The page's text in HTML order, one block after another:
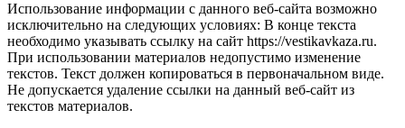
Использование информации с данного веб-сайта возможно
исключительно на следующих условиях: В конце текста
необходимо указывать ссылку на сайт https://vestikavkaza.ru.
При использовании материалов недопустимо изменение
текстов. Текст должен копироваться в первоначальном виде.
Не допускается удаление ссылки на данный веб-сайт из
текстов материалов.